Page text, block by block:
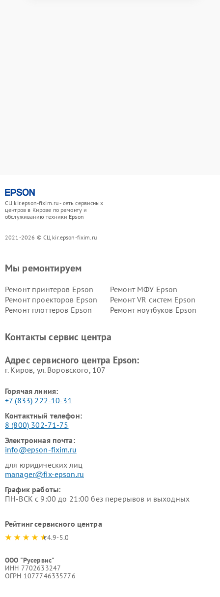
СЦ kir.epson-fixim.ru - сеть сервисных
центров в Кирове по ремонту и
обслуживанию техники Epson
2021-2026 © СЦ kir.epson-fixim.ru
Мы ремонтируем
Ремонт принтеров Epson
Ремонт МФУ Epson
Ремонт проекторов Epson
Ремонт VR систем Epson
Ремонт плоттеров Epson
Ремонт ноутбуков Epson
Контакты сервис центра
Адрес сервисного центра Epson:
г. Киров, ул. Воровского, 107
Горячая линия:
+7 (833) 222-10-31
Контактный телефон:
8 (800) 302-71-75
Электронная почта:
info@epson-fixim.ru
для юридических лиц
manager@fix-epson.ru
График работы:
ПН-ВСК с 9:00 до 21:00 без перерывов и выходных
Рейтинг сервисного центра
4.9-5.0
ООО "Русервис"
ИНН 7702633247
ОГРН 1077746335776